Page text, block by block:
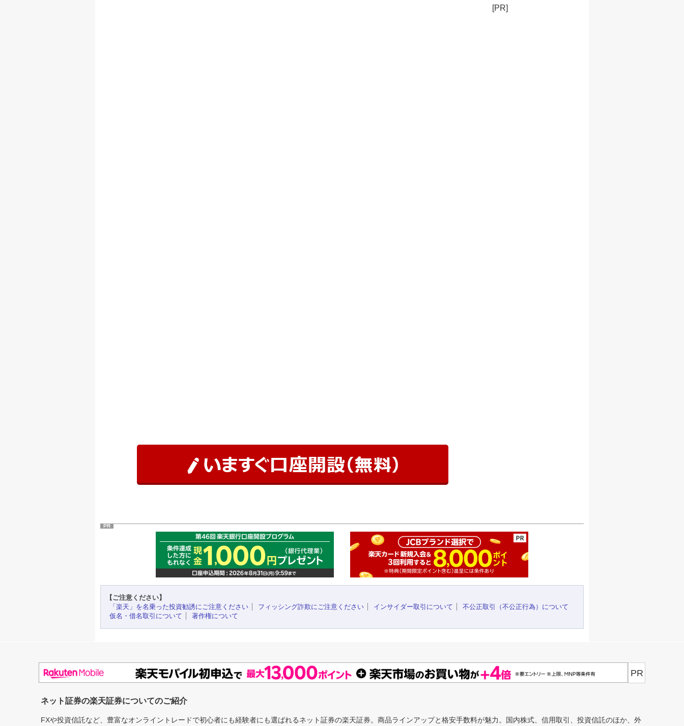
[PR]
PR
【ご注意ください】
「楽天」を名乗った投資勧誘にご注意ください
フィッシング詐欺にご注意ください インサイダー取引について
不公正取引（不公正行為）について
仮名・借名取引について
著作権について
PR
ネット証券の楽天証券についてのご紹介
FXや投資信託など、豊富なオンライントレードで初心者にも経験者にも選ばれるネット証券の楽天証券。商品ラインアップと格安手数料が魅力。国内株式、信用取引、投資信託のほか、外